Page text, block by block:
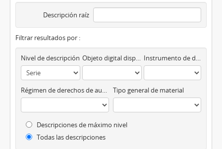
Descripción raíz
Filtrar resultados por :
Nivel de descripción Objeto digital disponibles Instrumento de descripción
Régimen de derechos de autor Tipo general de material
Descripciones de máximo nivel
Todas las descripciones